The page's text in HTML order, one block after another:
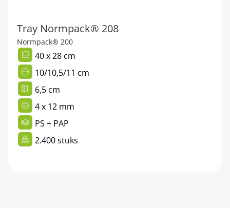
Tray Normpack® 208
Normpack® 200
40 x 28 cm
10/10,5/11 cm
6,5 cm
4 x 12 mm
PS + PAP
2.400 stuks